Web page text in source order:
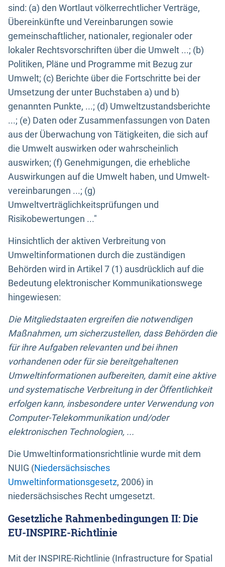
sind: (a) den Wortlaut völkerrechtlicher Verträge,
Übereinkünfte und Vereinbarungen sowie
gemeinschaftlicher, nationaler, regionaler oder
lokaler Rechtsvorschriften über die Umwelt ...; (b)
Politiken, Pläne und Programme mit Bezug zur
Umwelt; (c) Berichte über die Fortschritte bei der
Umsetzung der unter Buchstaben a) und b)
genannten Punkte, ...; (d) Umweltzustandsberichte
...; (e) Daten oder Zusammenfassungen von Daten
aus der Überwachung von Tätigkeiten, die sich auf
die Umwelt auswirken oder wahrscheinlich
auswirken; (f) Genehmigungen, die erhebliche
Auswirkungen auf die Umwelt haben, und Umwelt-
vereinbarungen ...; (g)
Umweltverträglichkeitsprüfungen und
Risikobewertungen ..."
Hinsichtlich der aktiven Verbreitung von
Umweltinformationen durch die zuständigen
Behörden wird in Artikel 7 (1) ausdrücklich auf die
Bedeutung elektronischer Kommunikationswege
hingewiesen:
Die Mitgliedstaaten ergreifen die notwendigen
Maßnahmen, um sicherzustellen, dass Behörden die
für ihre Aufgaben relevanten und bei ihnen
vorhandenen oder für sie bereitgehaltenen
Umweltinformationen aufbereiten, damit eine aktive
und systematische Verbreitung in der Öffentlichkeit
erfolgen kann, insbesondere unter Verwendung von
Computer-Telekommunikation und/oder
elektronischen Technologien, ...
Die Umweltinformationsrichtlinie wurde mit dem
NUIG (Niedersächsisches
Umweltinformationsgesetz, 2006) in
niedersächsisches Recht umgesetzt.
Gesetzliche Rahmenbedingungen II: Die
EU-INSPIRE-Richtlinie
Mit der INSPIRE-Richtlinie (Infrastructure for Spatial